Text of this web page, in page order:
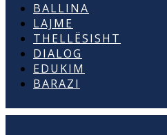
BALLINA
LAJME
THELLËSISHT
DIALOG
EDUKIM
BARAZI